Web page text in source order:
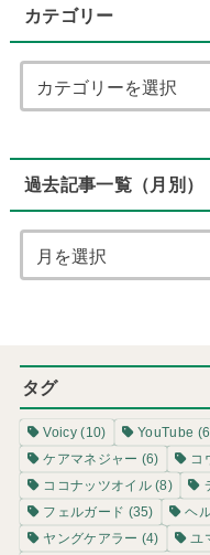
カテゴリー
過去記事一覧（月別）
タグ
Voicy(10) YouTube
ケアマネジャー (6) コ
ココナッツオイル(8)
フェルガード (35) ヘ
ヤングケアラー (4) ユ